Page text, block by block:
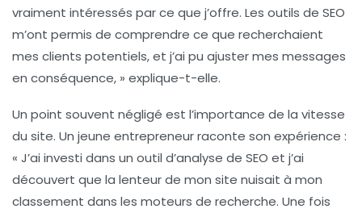
vraiment intéressés par ce que j’offre. Les outils de SEO
m’ont permis de comprendre ce que recherchaient
mes clients potentiels, et j’ai pu ajuster mes messages
en conséquence, » explique-t-elle.
Un point souvent négligé est l’importance de la vitesse
du site. Un jeune entrepreneur raconte son expérience :
« J’ai investi dans un outil d’analyse de SEO et j’ai
découvert que la lenteur de mon site nuisait à mon
classement dans les moteurs de recherche. Une fois